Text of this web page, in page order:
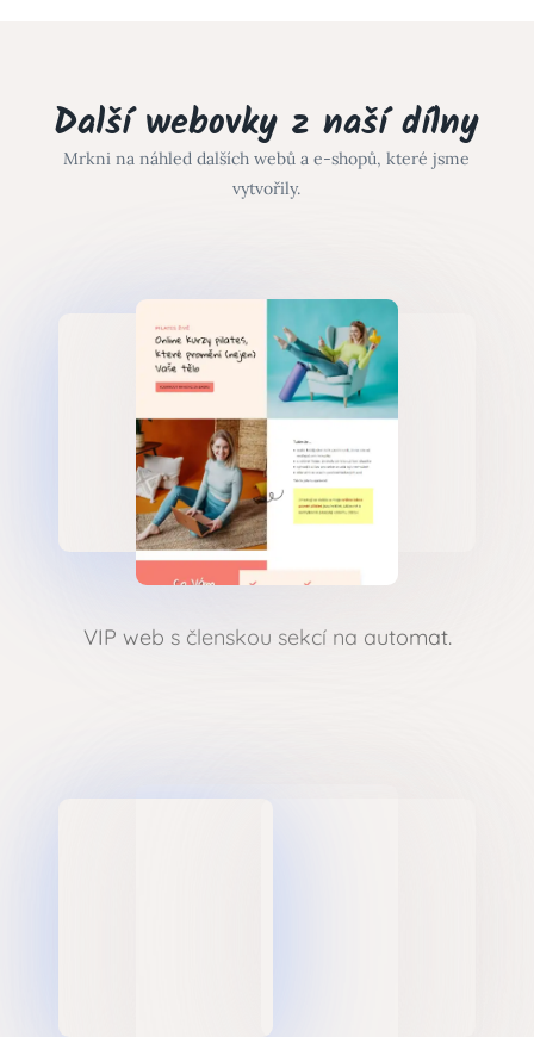
Další webovky z naší dílny
Mrkni na náhled dalších webů a e-shopů, které jsme
vytvořily.
VIP web s členskou sekcí na automat.